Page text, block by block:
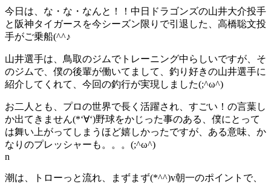
今日は、な・な・なんと！！中日ドラゴンズの山井大介投手
と阪神タイガースを今シーズン限りで引退した、高橋聡文投
手がご乗船(^^♪
山井選手は、鳥取のジムでトレーニング中らしいですが、そ
のジムで、僕の後輩が働いてまして、釣り好きの山井選手に
紹介してくれて、今回の釣行が実現しました(;^ω^)
お二人とも、プロの世界で長く活躍され、すごい！の言葉し
か出てきません(*‘∀‘)野球をかじった事のある、僕にとって
は舞い上がってしまうほど嬉しかったですが、ある意味、か
なりのプレッシャーも。。。(;^ω^)
n
潮は、トローっと流れ、まずまず(*^^)v朝一のポイントで、